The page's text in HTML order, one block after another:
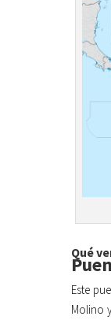
Qué
Este
Molino